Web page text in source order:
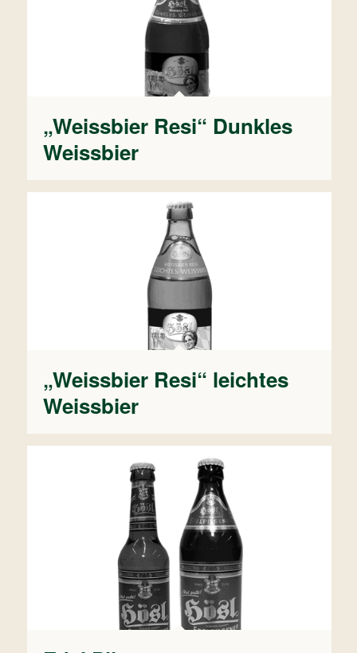
„Weissbier Resi“ Dunkles
Weissbier
„Weissbier Resi“ leichtes
Weissbier